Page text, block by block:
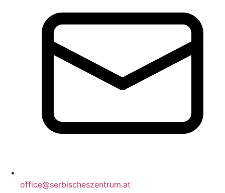
office@serbischeszentrum.at